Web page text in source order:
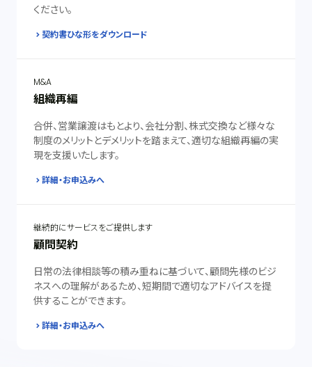
ください。
契約書ひな形をダウンロード
M&A
組織再編
合併、営業譲渡はもとより、会社分割、株式交換など様々な
制度のメリットとデメリットを踏まえて、適切な組織再編の実
現を支援いたします。
詳細・お申込みへ
継続的にサービスをご提供します
顧問契約
日常の法律相談等の積み重ねに基づいて、顧問先様のビジ
ネスへの理解があるため、短期間で適切なアドバイスを提
供することができます。
詳細・お申込みへ